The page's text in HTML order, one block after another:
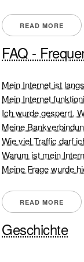
READ MORE
FAQ -
Mein Internet ist
Mein Internet
Ich wurde gesperrt.
Meine
Wie viel Traffic darf
Warum ist mein
Meine Frage wurde
READ MORE
Geschichte